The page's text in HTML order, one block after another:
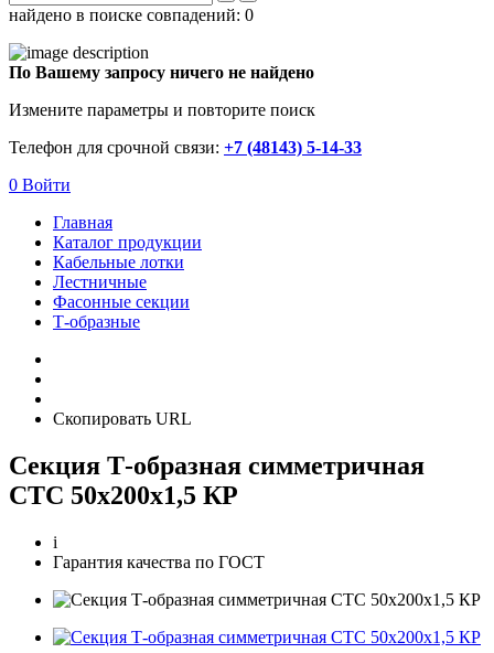
найдено в поиске совпадений: 0
По Вашему запросу ничего не найдено
Измените параметры и повторите поиск
Телефон для срочной связи: +7 (48143) 5-14-33
0 Войти
Главная
Каталог продукции
Кабельные лотки
Лестничные
Фасонные секции
Т-образные
Скопировать URL
Секция Т-образная симметричная
СТС 50х200х1,5 КР
i
Гарантия качества по ГОСТ